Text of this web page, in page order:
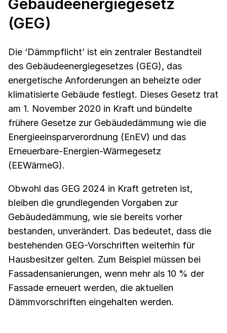
Gebäudeenergiegesetz
(GEG)
Die ‘Dämmpflicht’ ist ein zentraler Bestandteil
des Gebäudeenergiegesetzes (GEG), das
energetische Anforderungen an beheizte oder
klimatisierte Gebäude festlegt. Dieses Gesetz trat
am 1. November 2020 in Kraft und bündelte
frühere Gesetze zur Gebäudedämmung wie die
Energieeinsparverordnung (EnEV) und das
Erneuerbare-Energien-Wärmegesetz
(EEWärmeG).
Obwohl das GEG 2024 in Kraft getreten ist,
bleiben die grundlegenden Vorgaben zur
Gebäudedämmung, wie sie bereits vorher
bestanden, unverändert. Das bedeutet, dass die
bestehenden GEG-Vorschriften weiterhin für
Hausbesitzer gelten. Zum Beispiel müssen bei
Fassadensanierungen, wenn mehr als 10 % der
Fassade erneuert werden, die aktuellen
Dämmvorschriften eingehalten werden.‍